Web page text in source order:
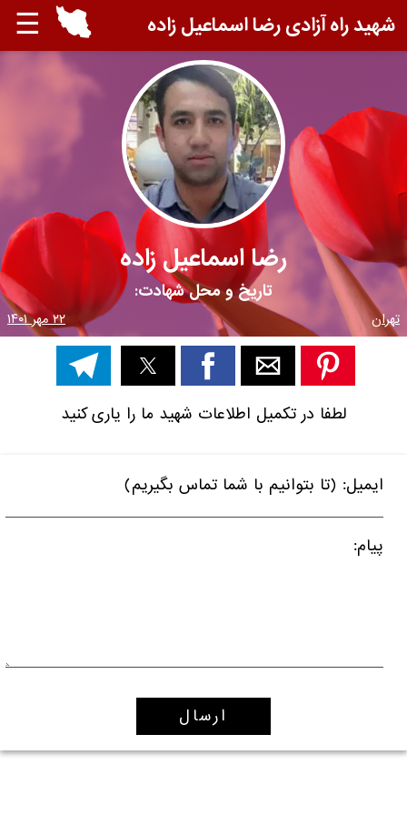
☰ شهید راه آزادی رضا اسماعیل زاده
رضا اسماعیل زاده
تاریخ و محل شهادت:
تهران ۲۲ مهر ۱۴۰۱
لطفا در تکمیل اطلاعات شهید ما را یاری کنید
ایمیل: (تا بتوانیم با شما تماس بگیریم)
پیام: